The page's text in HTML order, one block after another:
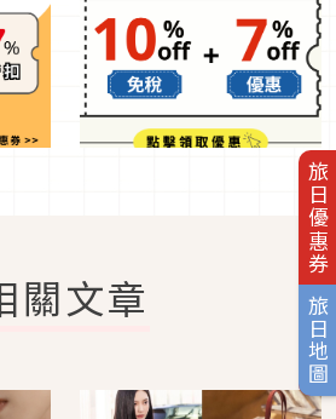
旅日優惠券
旅日地圖
關文章